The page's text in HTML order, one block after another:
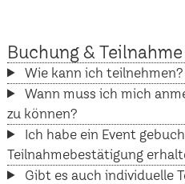
Buchung & Teilnahme
Wie kann ich teilnehmen?
Wann muss ich mich
zu können?
Ich habe ein Event
Teilnahmebestätigung
Gibt es auch individuelle